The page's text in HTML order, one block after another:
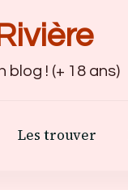
blog ! (+ 18 ans)
Les trouver